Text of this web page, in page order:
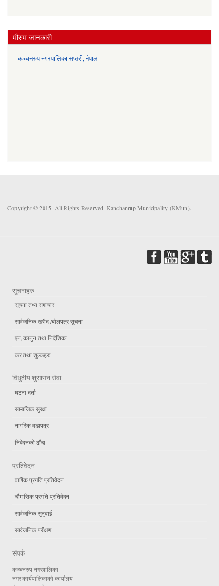
मौसम जानकारी
कञ्चनरुप नगरपालिका सप्तरी, नेपाल
Copyright © 2015. All Rights Reserved. Kanchanrup Municipality (KMun).
सूचनाहरु
सूचना तथा समाचार
सार्वजनिक खरीद /बोलपत्र सूचना
एन, कानुन तथा निर्देशिका
कर तथा शुल्कहरु
विधुतीय शुसासन सेवा
घटना दर्ता
सामाजिक सुरक्षा
नागरिक वडापत्र
निवेदनको ढाँचा
प्रतिवेदन
वार्षिक प्रगति प्रतिवेदन
चौमासिक प्रगति प्रतिवेदन
सार्वजनिक सुनुवाई
सार्वजनिक परीक्षण
संपर्क
कञ्चनरुप नगरपालिका
नगर कार्यपालिकाको कार्यालय